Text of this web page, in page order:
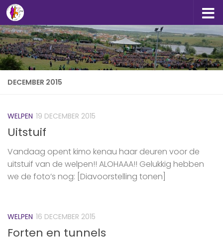
Doorgaan naar inhoud
DECEMBER 2015
WELPEN 19 DECEMBER 2015
Uitstuif
Vandaag opent kimo kenau haar deuren voor de
uitstuif van de ‪welpen‬!! ALOHAAA!! Gelukkig hebben
we de foto’s nog: [Diavoorstelling tonen]
WELPEN 16 DECEMBER 2015
Forten en tunnels